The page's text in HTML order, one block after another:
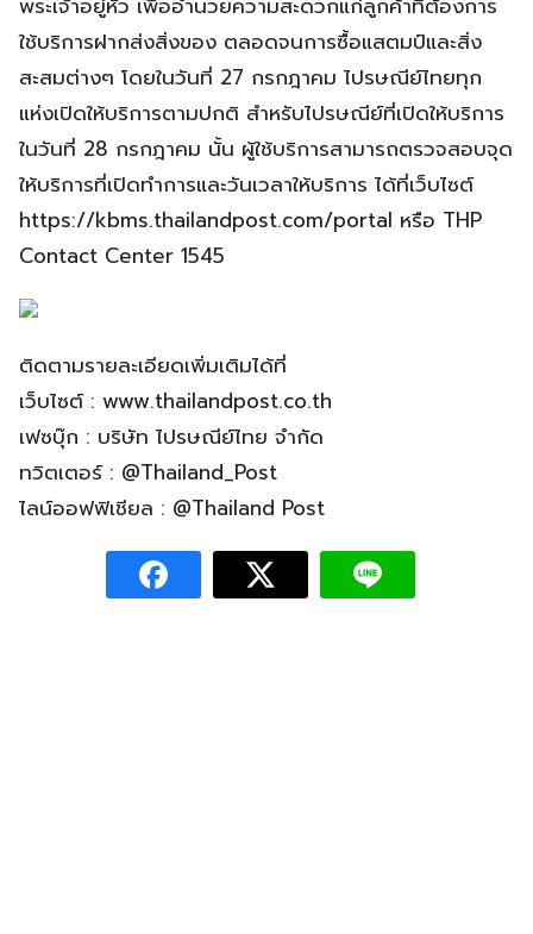
ใช้บริการฝากส่งสิ่งของ ตลอดจนการซื้อแสตมป์และสิ่ง
สะสมต่างๆ โดยในวันที่ 27 กรกฎาคม ไปรษณีย์ไทยทุก
แห่งเปิดให้บริการตามปกติ สำหรับไปรษณีย์ที่เปิดให้บริการ
ในวันที่ 28 กรกฎาคม นั้น ผู้ใช้บริการสามารถตรวจสอบจุด
ให้บริการที่เปิดทำการและวันเวลาให้บริการ ได้ที่เว็บไซต์
https://kbms.thailandpost.com/portal หรือ THP
Contact Center 1545
ติดตามรายละเอียดเพิ่มเติมได้ที่
เว็บไซต์ : www.thailandpost.co.th
เฟซบุ๊ก : บริษัท ไปรษณีย์ไทย จำกัด
ทวิตเตอร์ : @Thailand_Post
ไลน์ออฟฟิเชียล : @Thailand Post